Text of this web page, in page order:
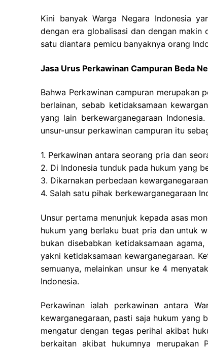
Kini banyak Warga Negara Indonesia
dengan era globalisasi dan dengan
satu diantara pemicu banyaknya orang
Jasa Urus Perkawinan Campuran Beda
Bahwa Perkawinan campuran merupakan
berlainan, sebab ketidaksamaan
yang lain berkewarganegaraan
unsur-unsur perkawinan campuran itu
1. Perkawinan antara seorang pria dan
2. Di Indonesia tunduk pada hukum yang
3. Dikarnakan perbedaan
4. Salah satu pihak berkewarganegaraan
Unsur pertama menunjuk kepada asas
hukum yang berlaku buat pria dan untuk
bukan disebabkan ketidaksamaan
yakni ketidaksamaan kewarganegaraan.
semuanya, melainkan unsur ke 4
Indonesia.
Perkawinan ialah perkawinan antara
kewarganegaraan, pasti saja hukum yang
mengatur dengan tegas perihal akibat
berkaitan akibat hukumnya